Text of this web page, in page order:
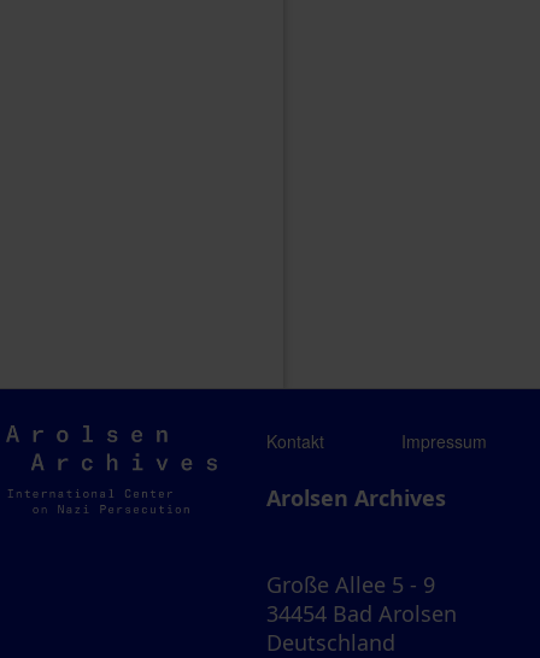
Arolsen
Archives
Kontakt Impressum
Arolsen Archives
Große Allee 5 - 9
34454 Bad Arolsen
Deutschland